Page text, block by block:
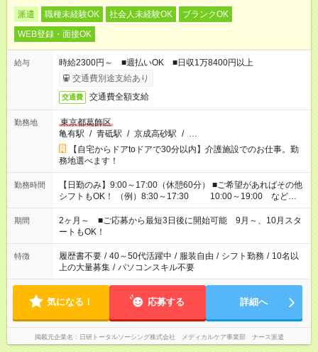
派遣 職種未経験OK 社会人未経験OK
ブランクOK
WEB登録・面接OK
給与
時給2300円～ ■週払いOK ■日収1万8400円以上
交通費別途支給あり
交通費 交通費全額支給
勤務地
東京都葛飾区
亀有駅 / 青砥駅 / 京成高砂駅 / …
【自宅からドアtoドアで30分以内】介護施設でのお仕事。勤
務地選べます！
勤務時間
【日勤のみ】9:00～17:00（休憩60分） ■ご希望があればその他
シフトもOK！ （例）8:30～17:30 10:00～19:00 など
「家族とお休みを合わせたい」 「できれば残業はしたくない」
など、あなたのご希望に沿ったお仕事をご紹介します！ ※Wワ
ーク希望の方へ 今ご覧のお仕事で希望する勤務時間と、もう1つ
のお仕事の勤務時間。 合計で週40時間を超える場合は応募でき
ません
期間
2ヶ月～ ■ご応募から最短3日後に開始可能 9月～、10月スタ
ートもOK！
特徴 履歴書不要 / 40～50代活躍中 / 服装自由 / シフト勤務 / 10名以
上の大量募集 / パソコンスキル不要
気になる！ 応募する 詳細へ
掲載元企業名 日研トータルソーシング株式会社 メディカルケア事業部 ナース派遣